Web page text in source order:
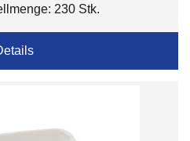
230 Stk.